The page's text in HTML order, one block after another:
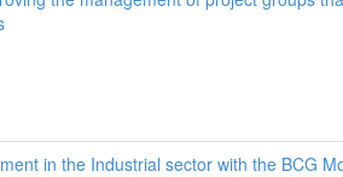
in the Industrial sector with the BCG